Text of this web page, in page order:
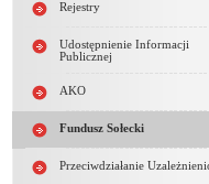
Rejestry
Udostępnienie Informacji
Publicznej
AKO
Fundusz Sołecki
Przeciwdziałanie